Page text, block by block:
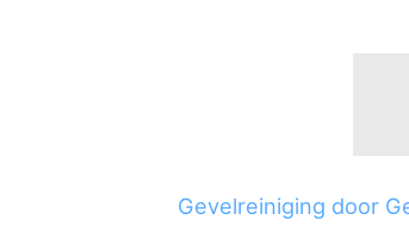
Gevelreiniging door